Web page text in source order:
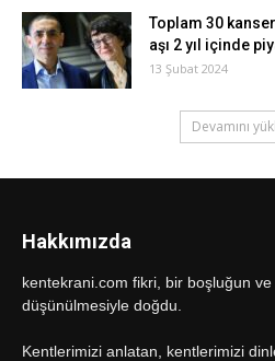
Toplam 30
aşı 2 yıl içinde
13 Şubat 2024
Devamını
Hakkımızda
kentekrani.com fikri, bir boşluğun
düşünülmesiyle doğdu.
Kentlerimizi anlatan, kentlerimizi